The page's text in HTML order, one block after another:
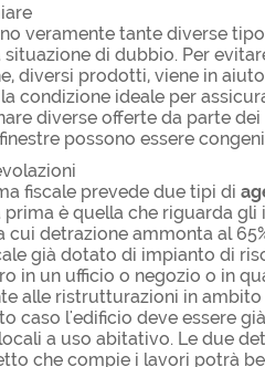
veramente tante diverse
di dubbio. Per
diversi prodotti, viene in
condizione ideale per
diverse offerte da parte dei
possono essere
fiscale prevede due tipi di
prima è quella che riguarda
cui detrazione ammonta al
già dotato di impianto di
in un ufficio o negozio o in
alle ristrutturazioni in
caso l'edificio deve essere
a uso abitativo. Le due
che compie i lavori potrà